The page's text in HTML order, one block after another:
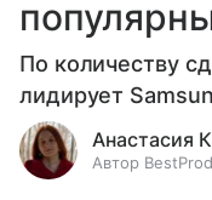
По количеству
лидирует
Анастасия
Автор